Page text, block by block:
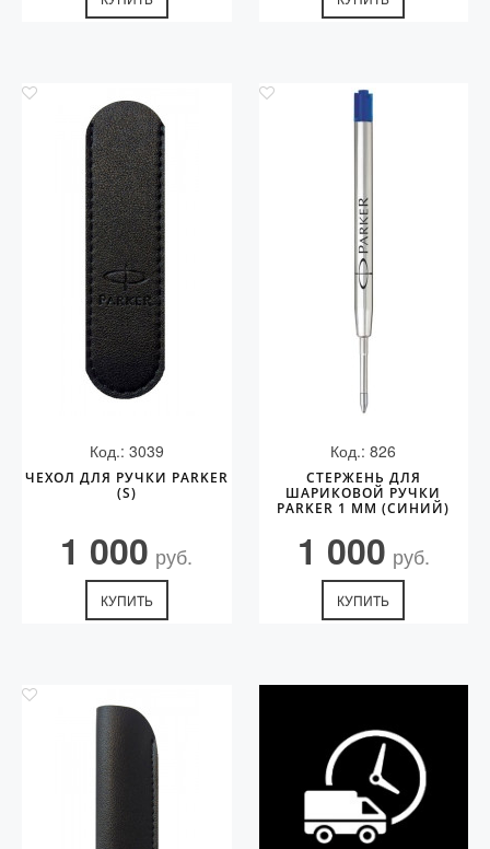
Код.: 3039
ЧЕХОЛ ДЛЯ РУЧКИ PARKER
(S)
1 000 руб.
КУПИТЬ
Код.: 826
СТЕРЖЕНЬ ДЛЯ
ШАРИКОВОЙ РУЧКИ
PARKER 1 ММ (СИНИЙ)
1 000 руб.
КУПИТЬ